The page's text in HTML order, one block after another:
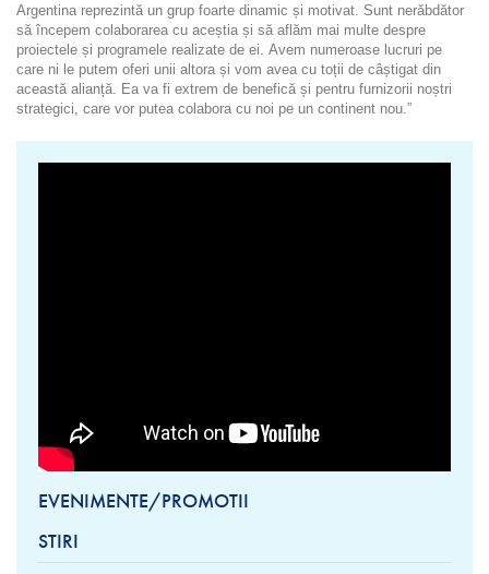
Argentina reprezintă un grup foarte dinamic și motivat. Sunt nerăbdător
să începem colaborarea cu aceștia și să aflăm mai multe despre
proiectele și programele realizate de ei. Avem numeroase lucruri pe
care ni le putem oferi unii altora și vom avea cu toții de câștigat din
această alianță. Ea va fi extrem de benefică și pentru furnizorii noștri
strategici, care vor putea colabora cu noi pe un continent nou.”
EVENIMENTE/PROMOTII
STIRI